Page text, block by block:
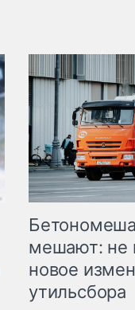
мешают: не
новое
утильсбора